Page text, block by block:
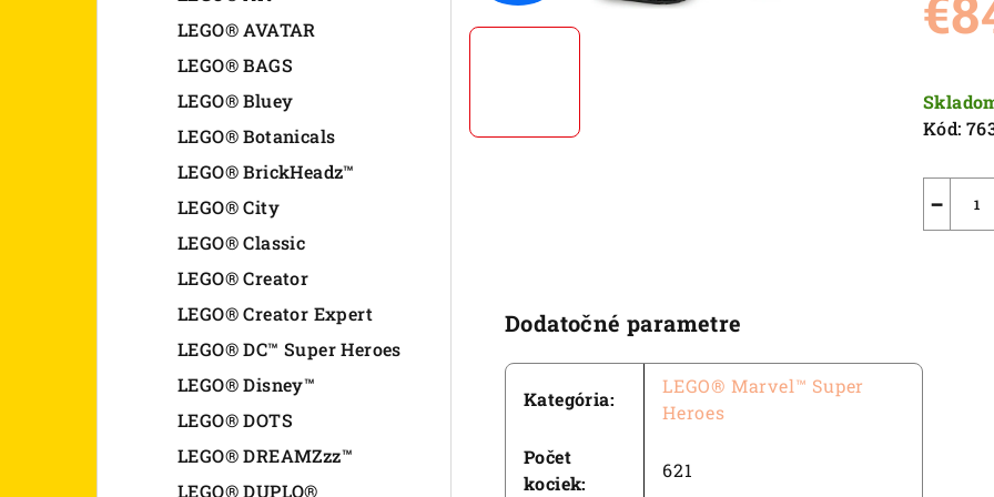
LEGO® AVATAR
LEGO® BAGS
LEGO® Bluey
LEGO® Botanicals
LEGO® BrickHeadz™
LEGO® City
LEGO® Classic
LEGO® Creator
LEGO® Creator Expert
LEGO® DC™ Super Heroes
LEGO® Disney™
LEGO® DOTS
LEGO® DREAMZzz™
LEGO® DUPLO®
z
cena:
Kód:
−
Dodatočné parametre
Kategória:
LEGO® Marvel™ Super
Heroes
Počet
kociek:
621